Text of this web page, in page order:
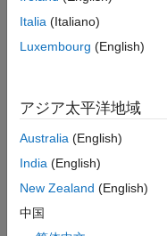
Italia (Italiano)
Luxembourg (English)
アジア太平洋地域
Australia (English)
India (English)
New Zealand (English)
中国